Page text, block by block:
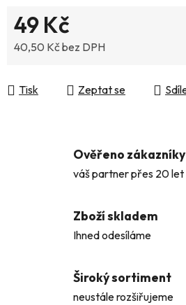
49 Kč
40,50 Kč bez DPH
Tisk
Zeptat se
Ověřeno zákazníky
váš partner přes 20 let
Zboží skladem
Ihned odesíláme
Široký sortiment
neustále rozšiřujeme